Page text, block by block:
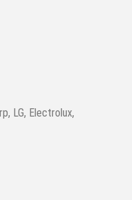
LG, Electrolux,